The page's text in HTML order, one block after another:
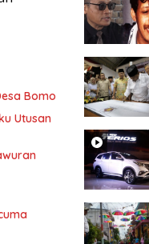
Bomo
Utusan